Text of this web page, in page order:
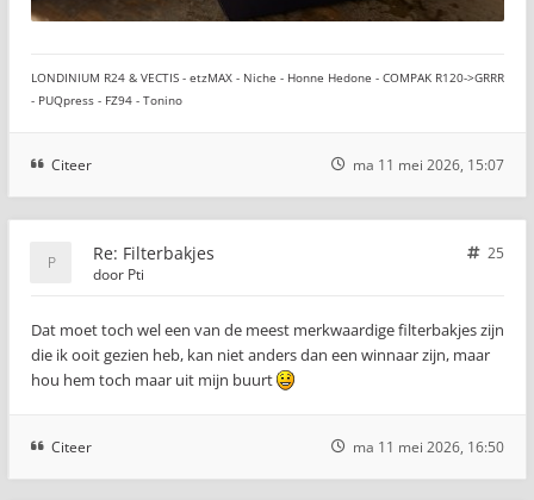
LONDINIUM R24 & VECTIS - etzMAX - Niche - Honne Hedone - COMPAK R120->GRRR
- PUQpress - FZ94 - Tonino
Citeer ma 11 mei 2026, 15:07
Re: Filterbakjes
25
door Pti
Dat moet toch wel een van de meest merkwaardige filterbakjes zijn
die ik ooit gezien heb, kan niet anders dan een winnaar zijn, maar
hou hem toch maar uit mijn buurt
Citeer ma 11 mei 2026, 16:50